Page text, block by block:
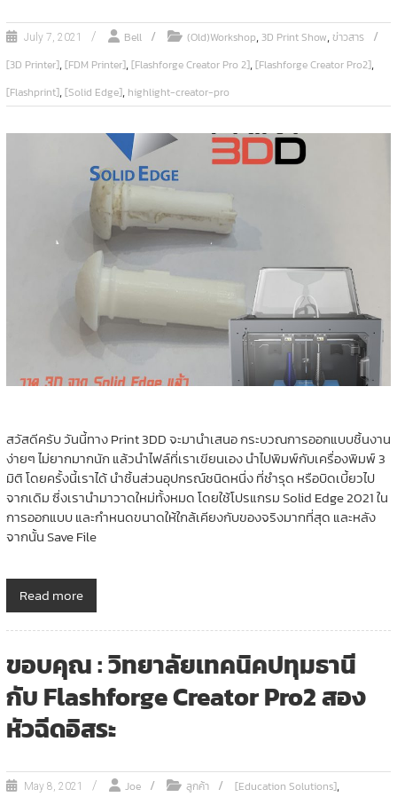
July 7, 2021 Bell (Old)Workshop,3D Print Show,ข่าวสาร
[3D Printer],[FDM Printer],[Flashforge Creator Pro 2],[Flashforge Creator Pro2],
[Flashprint],[Solid Edge], highlight-creator-pro
สวัสดีครับ วันนี้ทาง Print 3DD จะมานำเสนอ กระบวณการออกแบบชิ้นงาน
ง่ายๆ ไม่ยากมากนัก แล้วนำไฟล์ที่เราเขียนเอง นำไปพิมพ์กับเครื่องพิมพ์ 3
มิติ โดยครั้งนี้เราได้ นำชิ้นส่วนอุปกรณ์ชนิดหนึ่ง ที่ชำรุด หรือบิดเบี้ยวไป
จากเดิม ซึ่งเรานำมาวาดใหม่ทั้งหมด โดยใช้โปรแกรม Solid Edge 2021 ใน
การออกแบบ และกำหนดขนาดให้ใกล้เคียงกับของจริงมากที่สุด และหลัง
จากนั้น Save File
Read more
ขอบคุณ : วิทยาลัยเทคนิคปทุมธานี
กับ Flashforge Creator Pro2 สอง
หัวฉีดอิสระ
May 8, 2021 Joe ลูกค้า [Education Solutions],